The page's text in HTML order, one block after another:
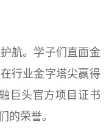
航。学子们直面金
行业金字塔尖赢得
巨头官方项目证书
的荣誉。